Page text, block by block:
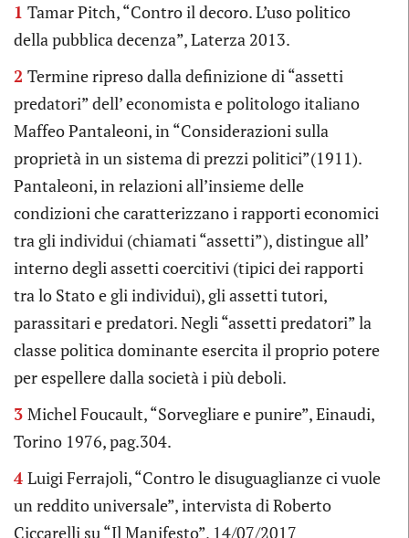
1 Tamar Pitch, “Contro il decoro. L’uso politico
della pubblica decenza”, Laterza 2013.
2 Termine ripreso dalla definizione di “assetti
predatori” dell’ economista e politologo italiano
Maffeo Pantaleoni, in “Considerazioni sulla
proprietà in un sistema di prezzi politici”(1911).
Pantaleoni, in relazioni all’insieme delle
condizioni che caratterizzano i rapporti economici
tra gli individui (chiamati “assetti”), distingue all’
interno degli assetti coercitivi (tipici dei rapporti
tra lo Stato e gli individui), gli assetti tutori,
parassitari e predatori. Negli “assetti predatori” la
classe politica dominante esercita il proprio potere
per espellere dalla società i più deboli.
3 Michel Foucault, “Sorvegliare e punire”, Einaudi,
Torino 1976, pag.304.
4 Luigi Ferrajoli, “Contro le disuguaglianze ci vuole
un reddito universale”, intervista di Roberto
Ciccarelli su “Il Manifesto”, 14/07/2017